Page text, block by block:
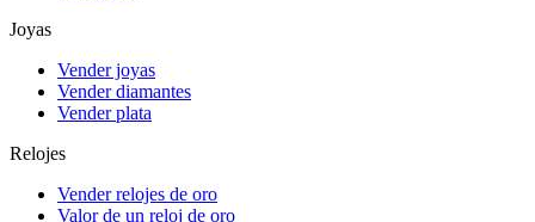
Joyas
Vender joyas
Vender diamantes
Vender plata
Relojes
Vender relojes de oro
Valor de un reloj de oro